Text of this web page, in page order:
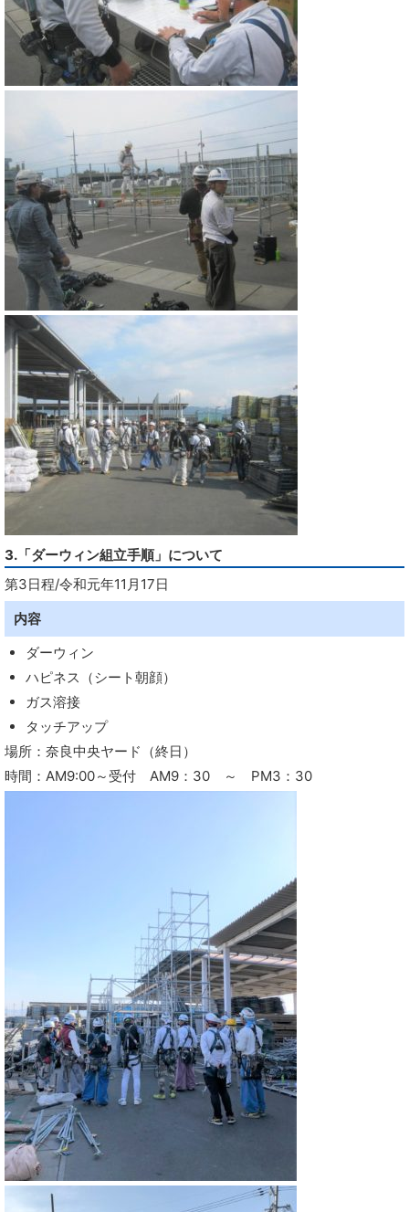
3.「ダーウィン組立手順」について
第3日程/令和元年11月17日
内容
ダーウィン
ハピネス（シート朝顔）
ガス溶接
タッチアップ
場所：奈良中央ヤード（終日）
時間：AM9:00～受付 AM9：30 ～ PM3：30